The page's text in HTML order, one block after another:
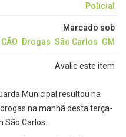
Policial
Marcado sob
CÃO
Drogas São Carlos GM
Avalie este item
Municipal resultou na
na manhã desta terça-
São Carlos.